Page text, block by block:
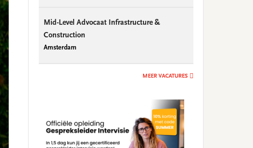
Mid-Level Advocaat Infrastructure &
Construction
Amsterdam
MEER VACATURES